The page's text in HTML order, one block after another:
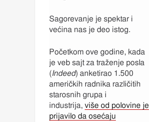
d
i
e
a
,
Sagorevanje je spektar i
većina nas je deo istog.
Početkom ove godine, kada
je veb sajt za traženje posla
(Indeed) anketirao 1.500
američkih radnika različitih
starosnih grupa i
industrija, više od polovine je
prijavilo da osećaju